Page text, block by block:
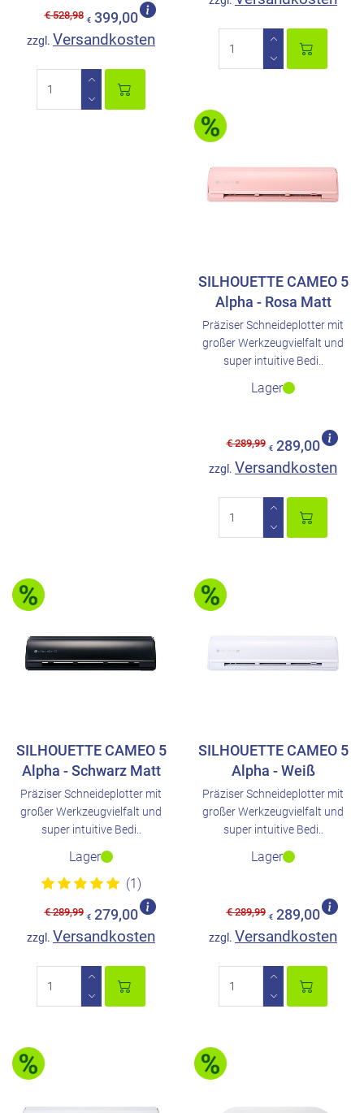
€ 528,98 € 399,00
zzgl. Versandkosten
SILHOUETTE CAMEO 5
Alpha - Rosa Matt
Präziser Schneideplotter mit
großer Werkzeugvielfalt und
super intuitive Bedi..
Lager
€ 289,99 € 289,00
zzgl. Versandkosten
SILHOUETTE CAMEO 5
Alpha - Schwarz Matt
Präziser Schneideplotter mit
großer Werkzeugvielfalt und
super intuitive Bedi..
Lager
(1)
€ 289,99 € 279,00
zzgl. Versandkosten
SILHOUETTE CAMEO 5
Alpha - Weiß
Präziser Schneideplotter mit
großer Werkzeugvielfalt und
super intuitive Bedi..
Lager
€ 289,99 € 289,00
zzgl. Versandkosten